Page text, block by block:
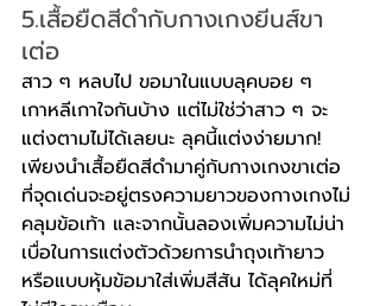
5.เสื้อยืดสีดำกับกางเกงยีนส์ขา
เต่อ
สาว ๆ หลบไป ขอมาในแบบลุคบอย ๆ
เกาหลีเกาใจกันบ้าง แต่ไม่ใช่ว่าสาว ๆ จะ
แต่งตามไม่ได้เลยนะ ลุคนี้แต่งง่ายมาก!
เพียงนำเสื้อยืดสีดำมาคู่กับกางเกงขาเต่อ
ที่จุดเด่นจะอยู่ตรงความยาวของกางเกงไม่
คลุมข้อเท้า และจากนั้นลองเพิ่มความไม่น่า
เบื่อในการแต่งตัวด้วยการนำถุงเท้ายาว
หรือแบบหุ้มข้อมาใส่เพิ่มสีสัน ได้ลุคใหม่ที่